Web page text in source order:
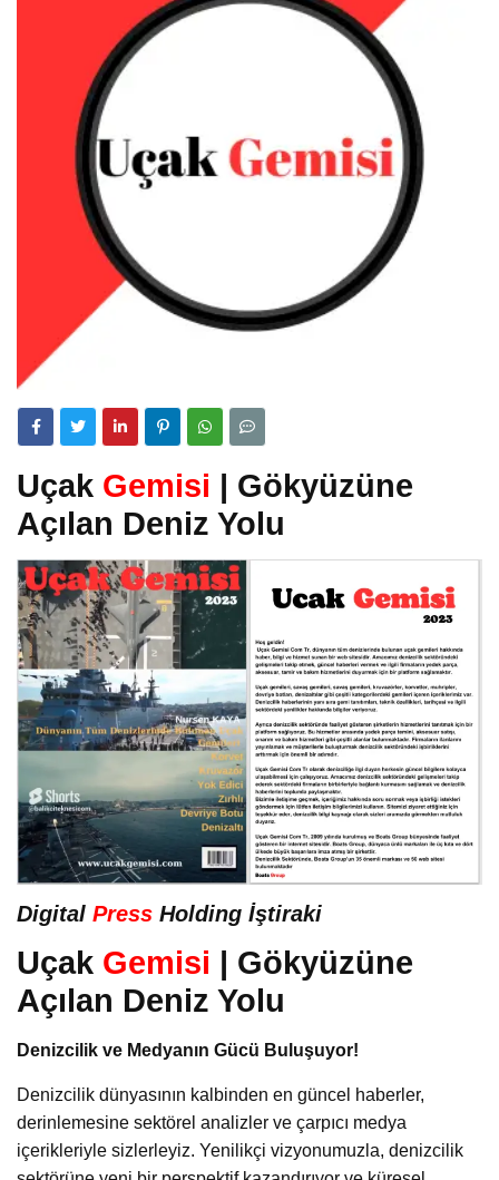
Uçak Gemisi | Gökyüzüne
Açılan Deniz Yolu
Digital Press Holding İştiraki
Uçak Gemisi | Gökyüzüne
Açılan Deniz Yolu
Denizcilik ve Medyanın Gücü Buluşuyor!
Denizcilik dünyasının kalbinden en güncel haberler,
derinlemesine sektörel analizler ve çarpıcı medya
içerikleriyle sizlerleyiz. Yenilikçi vizyonumuzla, denizcilik